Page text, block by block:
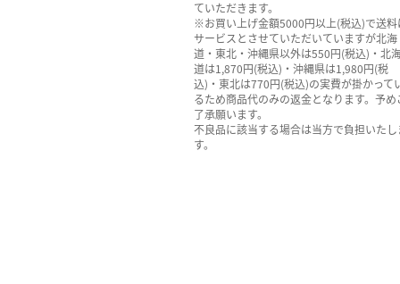
ていただきます。
※お買い上げ金額5000円以上(税込)で送料
サービスとさせていただいていますが北海
道・東北・沖縄県以外は550円(税込)・北
道は1,870円(税込)・沖縄県は1,980円(税
込)・東北は770円(税込)の実費が掛かって
るため商品代のみの返金となります。予め
了承願います。
不良品に該当する場合は当方で負担いたし
す。